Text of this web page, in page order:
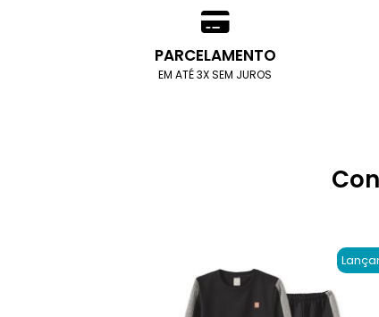
PARCELAMENTO
EM ATÉ 3X SEM JUROS